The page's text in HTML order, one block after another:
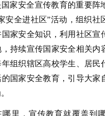
家安全宣传教育的重要阵
安全进社区”活动，组织社
家安全知识，利用社区宣
持续宣传国家安全相关内
年组织辖区高校学生、居民
国家安全教育，引导大家
哪里，宣传教育就覆盖到